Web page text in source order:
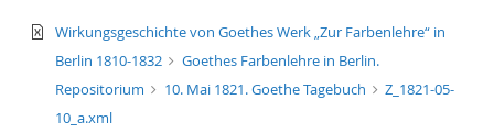
text/xml
Wirkungsgeschichte von Goethes Werk „Zur Farbenlehre“ in
Berlin 1810-1832
Goethes Farbenlehre in Berlin.
Repositorium
10. Mai 1821. Goethe Tagebuch
Z_1821-05-
10_a.xml